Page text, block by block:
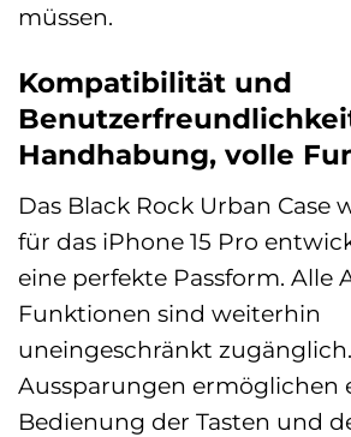
müssen.
Kompatibilität und
Handhabung, volle
Das Black Rock Urban Case
für das iPhone 15 Pro
eine perfekte Passform. Alle
Funktionen sind weiterhin
uneingeschränkt
Aussparungen ermöglichen
Bedienung der Tasten und